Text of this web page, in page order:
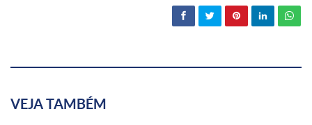
VEJA TAMBÉM